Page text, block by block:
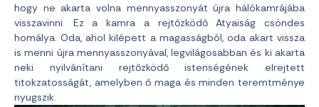
hogy ne akarta volna mennyasszonyát újra hálókamrájába
visszavinni. Ez a kamra a rejtőzködő Atyaiság csöndes
homálya. Oda, ahol kilépett a magasságból, oda akart vissza
is menni újra mennyasszonyával, legvilágosabban és ki akarta
neki nyilvánítani rejtőzködő istenségének elrejtett
titokzatosságát, amelyben ő maga és minden teremtménye
nyugszik.